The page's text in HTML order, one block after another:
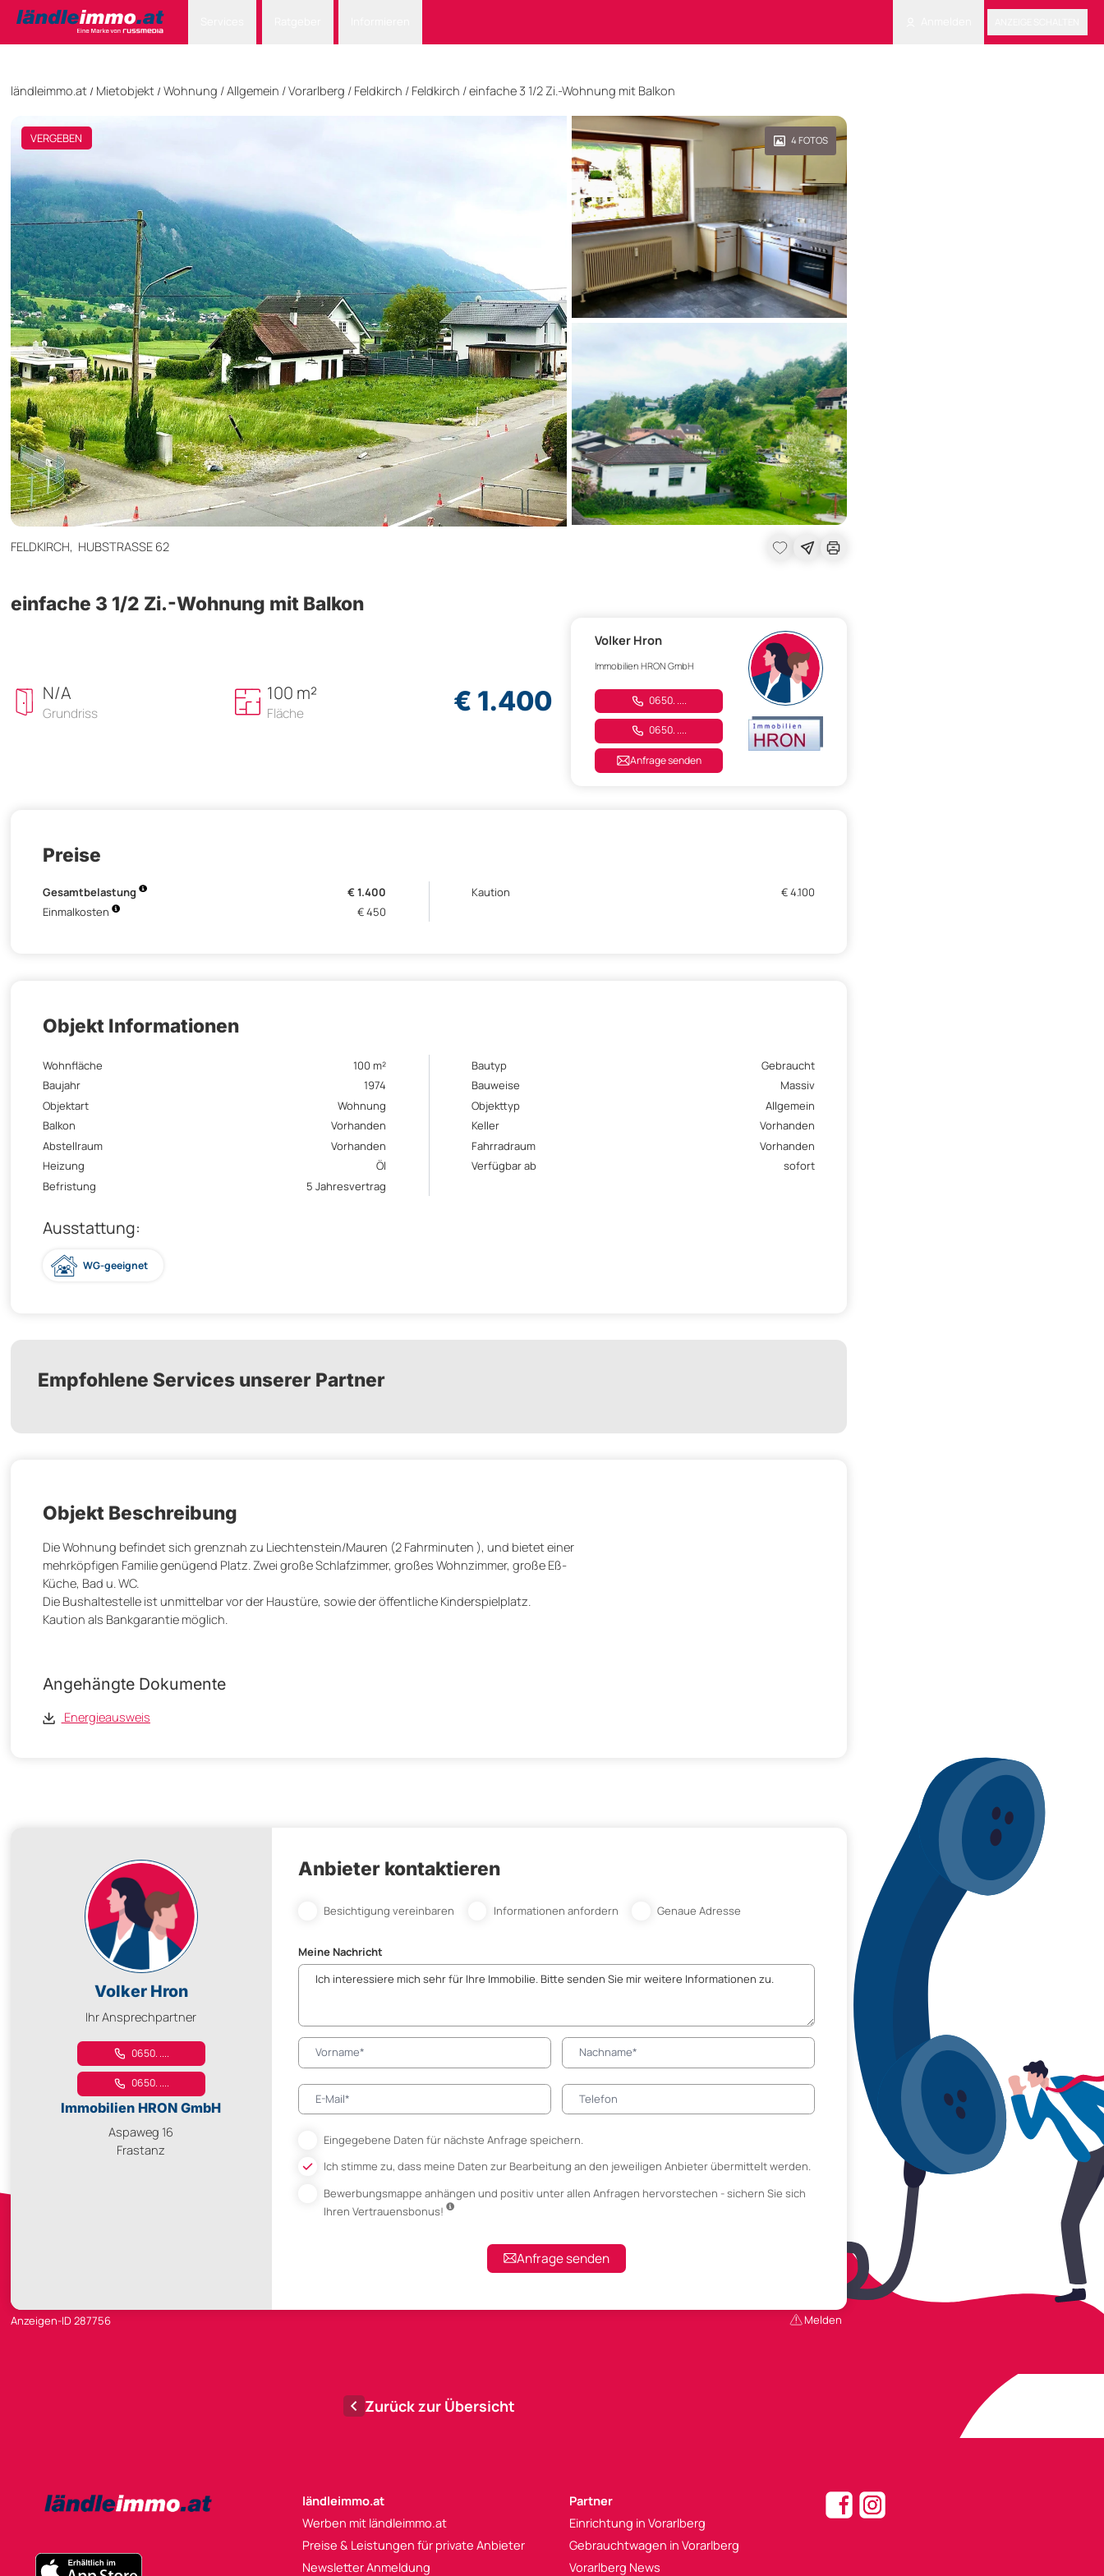
ländleimmo.at / Mietobjekt / Wohnung /Allgemein /Vorarlberg / Feldkirch / Feldkirch /einfache 3 1/2 Zi.-Wohnung mit Balkon
4FOTOS
VERGEBEN
FELDKIRCH, HUBSTRASSE 62
einfache 3 1/2 Zi.-Wohnung mit Balkon
N/A
Grundriss
100 m²
Fläche € 1.400
Volker Hron
Immobilien HRON GmbH
0650. ....
0650. ....
Anfrage senden
Preise
Gesamtbelastung € 1.400 Kaution
€ 4.100
Einmalkosten
€ 450
Objekt Informationen
Wohnfläche 100 m² Bautyp
Gebraucht
Baujahr
1974 Bauweise
Massiv
Objektart
Wohnung Objekttyp
Allgemein
Balkon
Vorhanden Keller
Vorhanden
Abstellraum
Vorhanden Fahrradraum
Vorhanden
Heizung
Öl Verfügbar ab
sofort
Befristung
5 Jahresvertrag
Ausstattung:
WG-geeignet
Empfohlene Services unserer Partner
Objekt Beschreibung
Die Wohnung befindet sich grenznah zu Liechtenstein/Mauren (2 Fahrminuten ), und bietet einer
mehrköpfigen Familie genügend Platz. Zwei große Schlafzimmer, großes Wohnzimmer, große Eß-
Küche, Bad u. WC.
Die Bushaltestelle ist unmittelbar vor der Haustüre, sowie der öffentliche Kinderspielplatz.
Kaution als Bankgarantie möglich.
Angehängte Dokumente
Energieausweis
Volker Hron
Ihr Ansprechpartner
0650. ....
0650. ....
Immobilien HRON GmbH
Aspaweg 16
Frastanz
Anbieter kontaktieren
Besichtigung vereinbaren Informationen anfordern Genaue Adresse
Meine Nachricht
Eingegebene Daten für nächste Anfrage speichern.
Ich stimme zu, dass meine Daten zur Bearbeitung an den jeweiligen Anbieter übermittelt werden.
Bewerbungsmappe anhängenund positiv unter allen Anfragen hervorstechen - sichern Sie sich
Ihren Vertrauensbonus!
Anfrage senden
Anzeigen-ID 287756 Melden
Zurück zur Übersicht
ländleimmo.at
Werben mit ländleimmo.at
Preise & Leistungen für private Anbieter
Newsletter Anmeldung
Partner
Einrichtung in Vorarlberg
Gebrauchtwagen in Vorarlberg
Vorarlberg News